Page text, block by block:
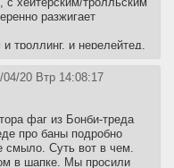
разжигает
троллинг, и нерелейтед,
спокойно фажить.
в положение, у нас
04/20 Втр 14:08:17
фаг из Бонби-треда
про баны подробно
смыло. Суть вот в чем.
в шапке. Мы просили